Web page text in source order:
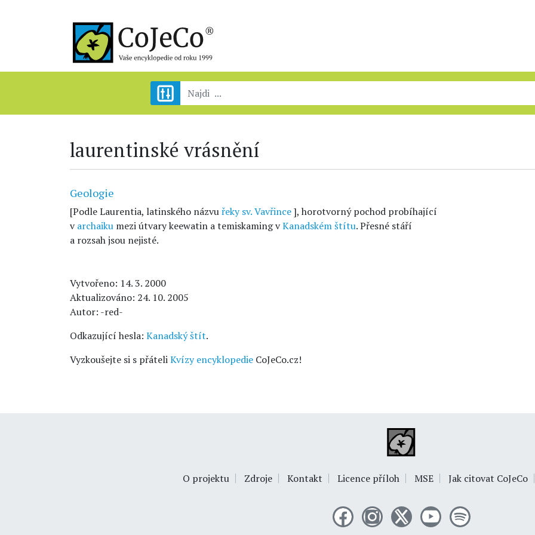
laurentinské vrásnění
Geologie
[Podle Laurentia, latinského názvuřeky sv. Vavřince], horotvorný pochod probíhající
varchaiku mezi útvary keewatin a temiskaming vKanadském štítu. Přesné stáří
a rozsah jsou nejisté.
Vytvořeno: 14. 3. 2000
Aktualizováno: 24. 10. 2005
Autor: -red-
Odkazující hesla: Kanadský štít.
Vyzkoušejte si s přáteliKvízy encyklopedie CoJeCo.cz!
O projektu Zdroje Kontakt Licence příloh MSE Jak citovat CoJeCo